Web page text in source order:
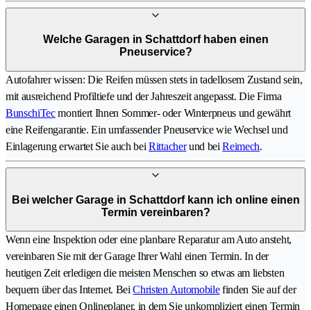
Welche Garagen in Schattdorf haben einen
Pneuservice?
Autofahrer wissen: Die Reifen müssen stets in tadellosem Zustand sein,
mit ausreichend Profiltiefe und der Jahreszeit angepasst. Die Firma
BunschiTecmontiert Ihnen Sommer- oder Winterpneus und gewährt
eine Reifengarantie. Ein umfassender Pneuservice wie Wechsel und
Einlagerung erwartet Sie auch beiRittacherund beiReimech.
Bei welcher Garage in Schattdorf kann ich online einen
Termin vereinbaren?
Wenn eine Inspektion oder eine planbare Reparatur am Auto ansteht,
vereinbaren Sie mit der Garage Ihrer Wahl einen Termin. In der
heutigen Zeit erledigen die meisten Menschen so etwas am liebsten
bequem über das Internet. BeiChristen Automobilefinden Sie auf der
Homepage einen Onlineplaner, in dem Sie unkompliziert einen Termin